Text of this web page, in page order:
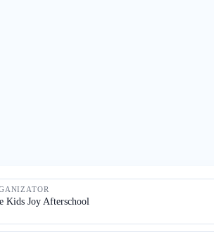
Kids Joy Afterschool